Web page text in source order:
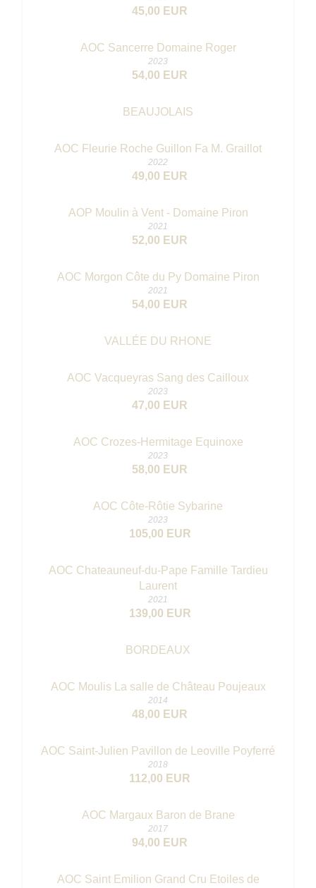
45,00 EUR
AOC Sancerre Domaine Roger
2023
54,00 EUR
BEAUJOLAIS
AOC Fleurie Roche Guillon Fa M. Graillot
2022
49,00 EUR
AOP Moulin à Vent - Domaine Piron
2021
52,00 EUR
AOC Morgon Côte du Py Domaine Piron
2021
54,00 EUR
VALLÉE DU RHONE
AOC Vacqueyras Sang des Cailloux
2023
47,00 EUR
AOC Crozes-Hermitage Equinoxe
2023
58,00 EUR
AOC Côte-Rôtie Sybarine
2023
105,00 EUR
AOC Chateauneuf-du-Pape Famille Tardieu
Laurent
2021
139,00 EUR
BORDEAUX
AOC Moulis La salle de Château Poujeaux
2014
48,00 EUR
AOC Saint-Julien Pavillon de Leoville Poyferré
2018
112,00 EUR
AOC Margaux Baron de Brane
2017
94,00 EUR
AOC Saint Emilion Grand Cru Etoiles de